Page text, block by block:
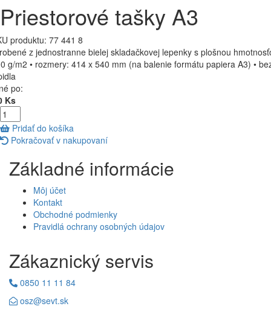
Priestorové tašky A3
produktu: 77 441 8
z jednostranne bielej skladačkovej lepenky s plošnou
g/m2 • rozmery: 414 x 540 mm (na balenie formátu papiera A3) •
po:
Ks
Pridať do košíka
Pokračovať v nakupovaní
Základné informácie
Môj účet
Kontakt
Obchodné podmienky
Pravidlá ochrany osobných údajov
Zákaznický servis
0850 11 11 84
osz@sevt.sk